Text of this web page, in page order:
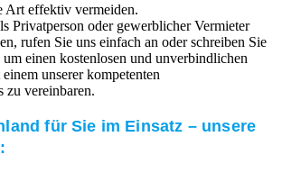
Art effektiv vermeiden.
Privatperson oder gewerblicher Vermieter
rufen Sie uns einfach an oder schreiben Sie
einen kostenlosen und unverbindlichen
unserer kompetenten
zu vereinbaren.
für Sie im Einsatz – unsere